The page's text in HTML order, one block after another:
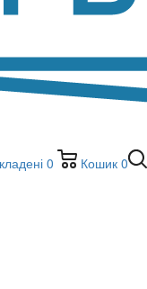
0 Кошик 0